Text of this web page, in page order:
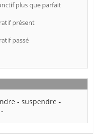
plus que parfait
présent
passé
-suspendre -
-